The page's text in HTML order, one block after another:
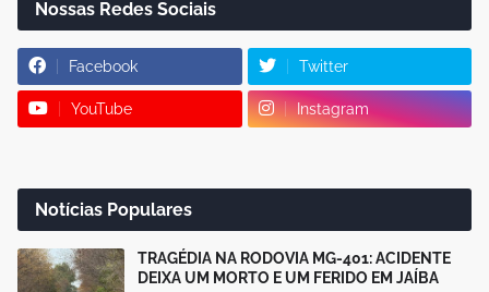
Nossas Redes Sociais
Facebook Twitter
YouTube Instagram
Notícias Populares
TRAGÉDIA NA RODOVIA MG-401: ACIDENTE
DEIXA UM MORTO E UM FERIDO EM JAÍBA